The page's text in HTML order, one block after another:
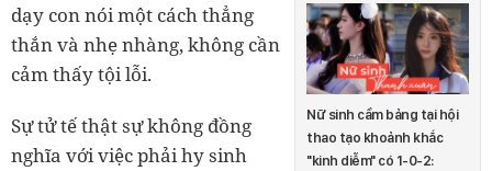
Nữ sinh cầm bảng tại hội
thao tạo khoảnh khắc
"kinh diễm" có 1-0-2:
dạy con nói một cách thẳng
thắn và nhẹ nhàng, không cần
cảm thấy tội lỗi.
Sự tử tế thật sự không đồng
nghĩa với việc phải hy sinh